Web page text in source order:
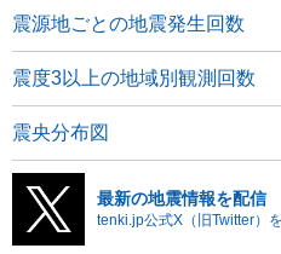
震源地ごとの地震発生回数
震度3以上の地域別観測回数
震央分布図
最新の地震情報を配信
tenki.jp公式X（旧Twitter）